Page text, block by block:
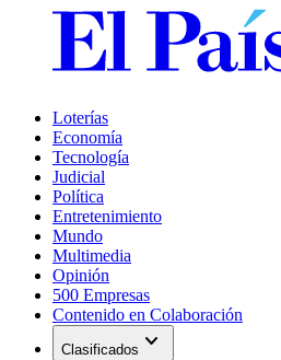
Loterías
Economía
Tecnología
Judicial
Política
Entretenimiento
Mundo
Multimedia
Opinión
500 Empresas
Contenido en Colaboración
Clasificados expand_more